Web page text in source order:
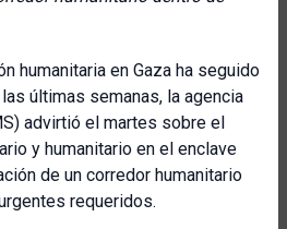
humanitaria en Gaza ha seguido
últimas semanas, la agencia
advirtió el martes sobre el
y humanitario en el enclave
de un corredor humanitario
requeridos.